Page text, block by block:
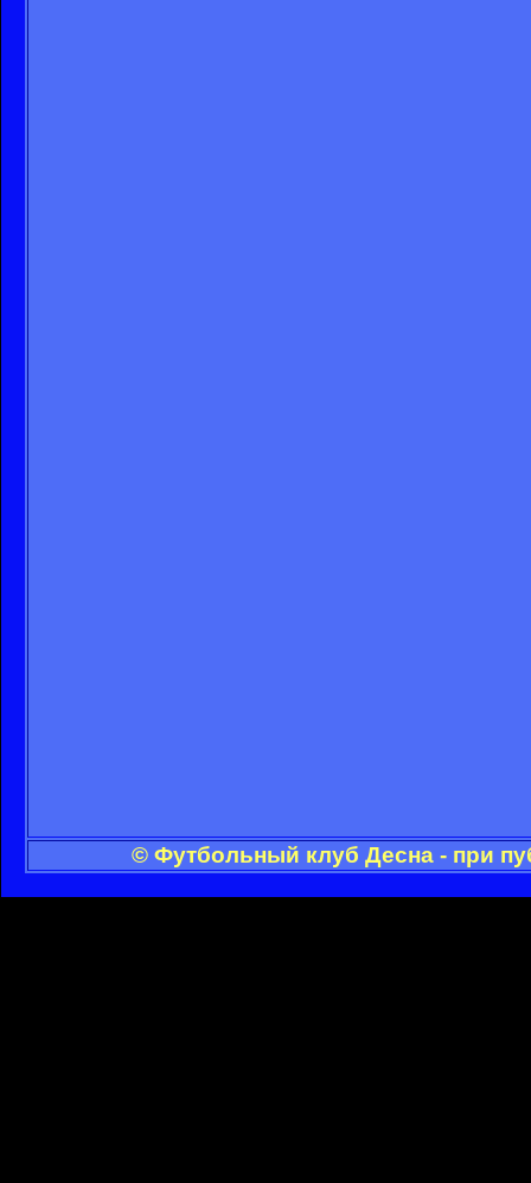
© Футбольный клуб Десна - при